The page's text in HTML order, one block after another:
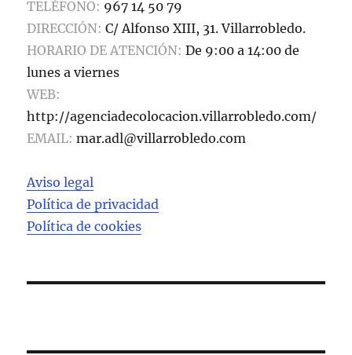
k
TELÉFONO: 967 14 50 79
DIRECCIÓN: C/ Alfonso XIII, 31. Villarrobledo.
HORARIO DE ATENCIÓN: De 9:00 a 14:00 de
lunes a viernes
WEB:
http://agenciadecolocacion.villarrobledo.com/
EMAIL: mar.adl@villarrobledo.com
Aviso legal
Política de privacidad
Política de cookies